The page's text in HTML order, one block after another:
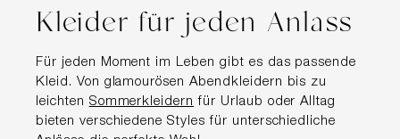
Kleider für jeden Anlass
Für jeden Moment im Leben gibt es das passende
Kleid. Von glamourösen Abendkleidern bis zu
leichten Sommerkleidern für Urlaub oder Alltag
bieten verschiedene Styles für unterschiedliche